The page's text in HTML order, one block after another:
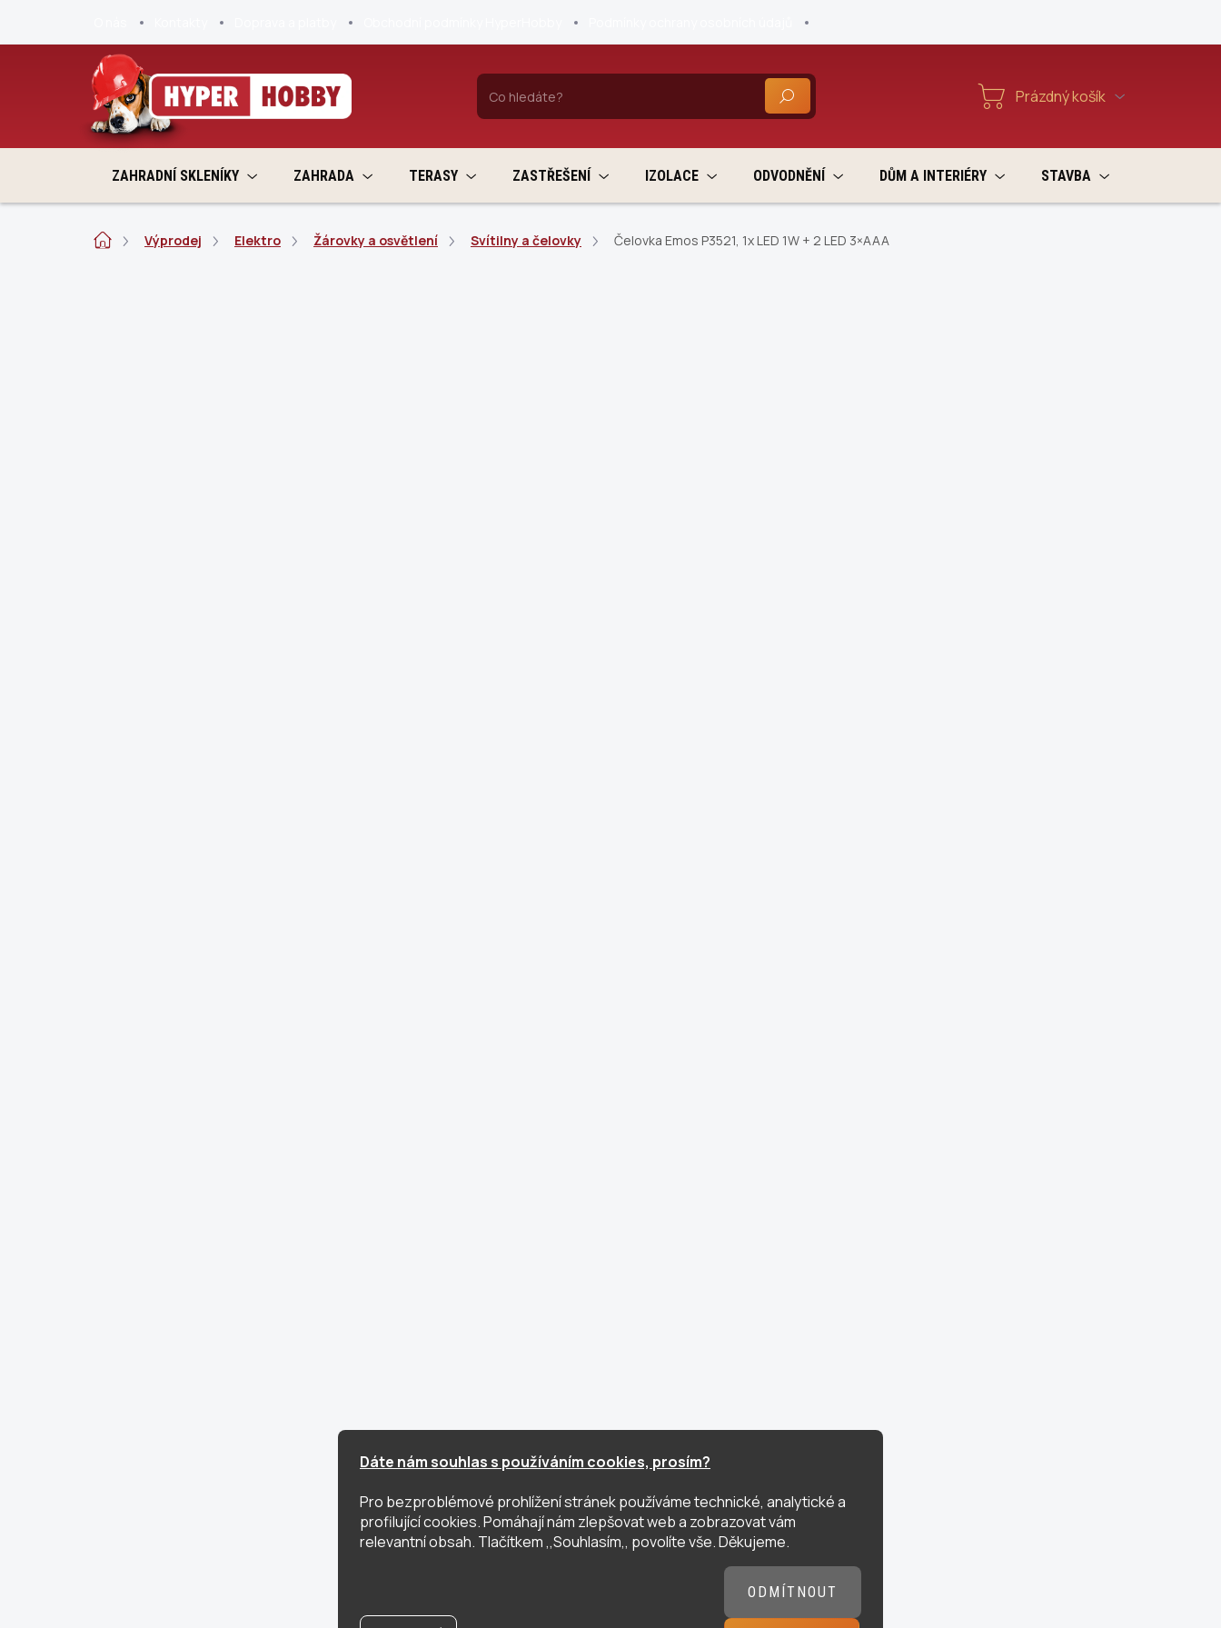
Dáte nám souhlas s používáním cookies, prosím?
Pro bezproblémové prohlížení stránek používáme technické, analytické a
profilující cookies. Pomáhají nám zlepšovat web a zobrazovat vám
relevantní obsah. Tlačítkem ,,Souhlasím,, povolíte vše. Děkujeme.
ODMÍTNOUT
obsah
HLEDAT Nákupní
Prázdný košík
ZAHRADNÍ SKLENÍKY ZAHRADA TERASY ZASTŘEŠENÍ IZOLACE ODVODNĚNÍ DŮM A INTERIÉRY STAVBA
DomůVýprodej Elektro Žárovky a osvětlení Svítilny a čelovky Čelovka Emos P3521, 1x LED 1W + 2 LED 3×AAA